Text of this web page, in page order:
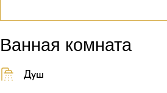
Душ
Ванная комната